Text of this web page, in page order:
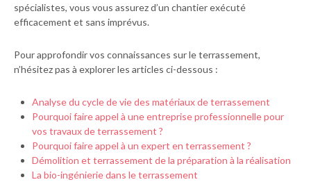
spécialistes, vous vous assurez d’un chantier exécuté
efficacement et sans imprévus.
Pour approfondir vos connaissances sur le terrassement,
n’hésitez pas à explorer les articles ci-dessous :
Analyse du cycle de vie des matériaux de terrassement
Pourquoi faire appel à une entreprise professionnelle pour
vos travaux de terrassement ?
Pourquoi faire appel à un expert en terrassement ?
Démolition et terrassement de la préparation à la réalisation
La bio-ingénierie dans le terrassement